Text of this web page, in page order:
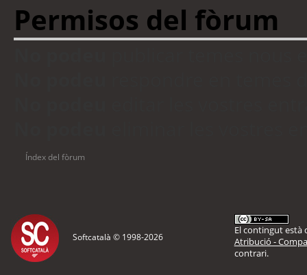
Permisos del fòrum
Índex del fòrum
Softcatalà © 1998-2026
El contingut està
Atribució -
contrari.